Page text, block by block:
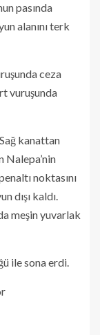
pasında
alanını terk
ceza
vuruşunda
kanattan
Nalepa’nin
noktasını
dışı kaldı.
meşin yuvarlak
ile sona erdi.